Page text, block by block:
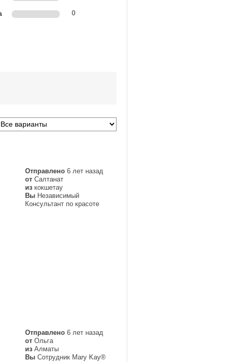
0
Отправлено 6 лет назад
от Салтанат
из кокшетау
Вы Независимый
Консультант по красоте
Отправлено 6 лет назад
от Ольга
из Алматы
Вы Сотрудник Mary Kay®